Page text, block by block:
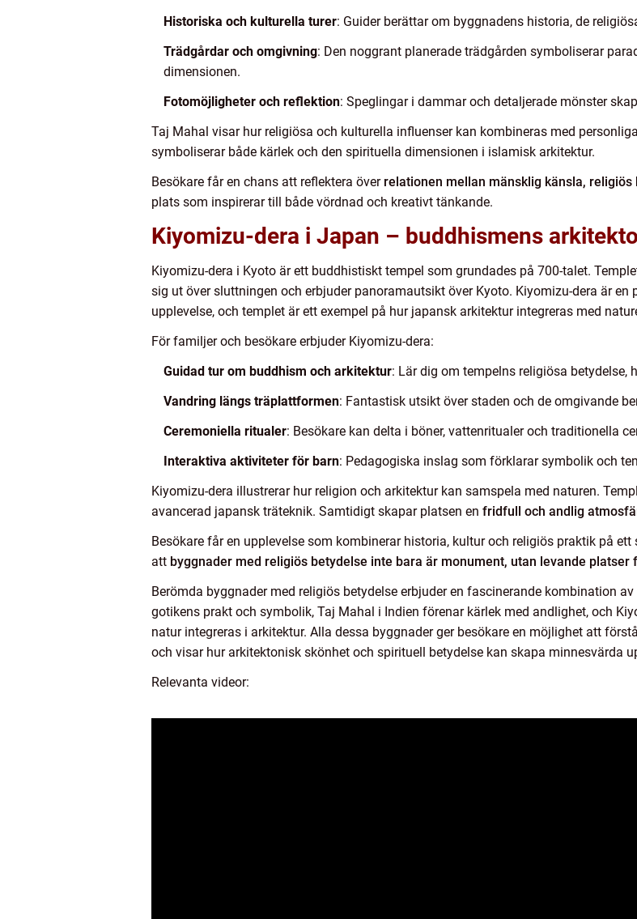
Historiska och kulturella turer: Guider berättar om byggnadens historia, de
Trädgårdar och omgivning: Den noggrant planerade trädgården symboliserar
dimensionen.
Fotomöjligheter och reflektion: Speglingar i dammar och detaljerade mönster
Taj Mahal visar hur religiösa och kulturella influenser kan kombineras med
symboliserar både kärlek och den spirituella dimensionen i islamisk arkitektur.
Besökare får en chans att reflektera över relationen mellan mänsklig känsla,
plats som inspirerar till både vördnad och kreativt tänkande.
Kiyomizu-dera i Japan – buddhismens
Kiyomizu-dera i Kyoto är ett buddhistiskt tempel som grundades på 700-talet.
sig ut över sluttningen och erbjuder panoramautsikt över Kyoto. Kiyomizu-dera är
upplevelse, och templet är ett exempel på hur japansk arkitektur integreras med
För familjer och besökare erbjuder Kiyomizu-dera:
Guidad tur om buddhism och arkitektur: Lär dig om tempelns religiösa betydelse,
Vandring längs träplattformen: Fantastisk utsikt över staden och de omgivande
Ceremoniella ritualer: Besökare kan delta i böner, vattenritualer och traditionella
Interaktiva aktiviteter för barn: Pedagogiska inslag som förklarar symbolik och
Kiyomizu-dera illustrerar hur religion och arkitektur kan samspela med naturen.
avancerad japansk träteknik. Samtidigt skapar platsen en fridfull och andlig
Besökare får en upplevelse som kombinerar historia, kultur och religiös praktik på
att byggnader med religiös betydelse inte bara är monument, utan levande
Berömda byggnader med religiös betydelse erbjuder en fascinerande kombination
gotikens prakt och symbolik, Taj Mahal i Indien förenar kärlek med andlighet, och
natur integreras i arkitektur. Alla dessa byggnader ger besökare en möjlighet att
och visar hur arkitektonisk skönhet och spirituell betydelse kan skapa minnesvärda
Relevanta videor: